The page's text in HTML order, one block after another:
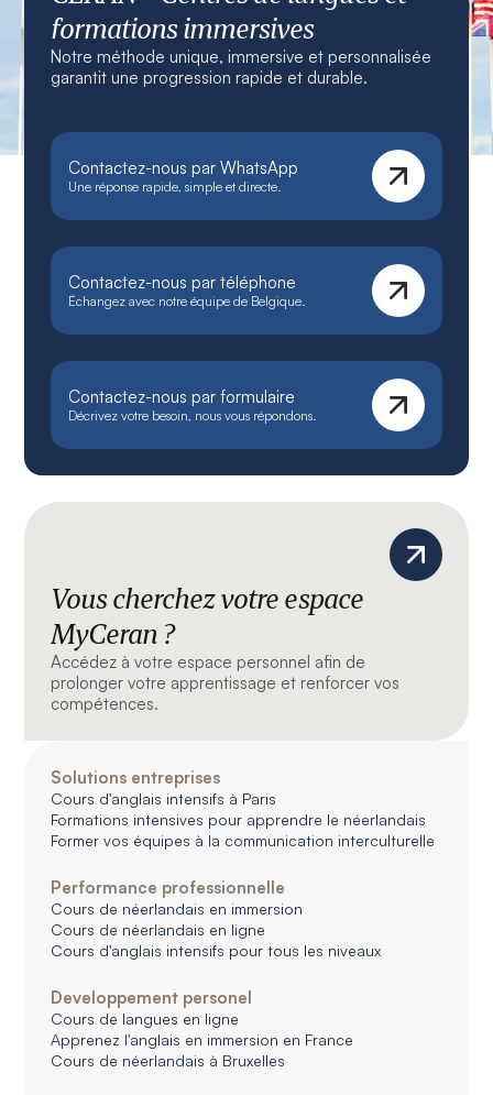
formations immersives
Notre méthode unique, immersive et personnalisée
garantit une progression rapide et durable.
Contactez-nous par WhatsApp
Une réponse rapide, simple et directe.
Contactez-nous par téléphone
Échangez avec notre équipe de Belgique.
Contactez-nous par formulaire
Décrivez votre besoin, nous vous répondons.
Vous cherchez votre espace
MyCeran ?
Accédez à votre espace personnel afin de
prolonger votre apprentissage et renforcer vos
compétences.
Solutions entreprises
Cours d'anglais intensifs à Paris
Formations intensives pour apprendre le néerlandais
Former vos équipes à la communication interculturelle
Performance professionnelle
Cours de néerlandais en immersion
Cours de néerlandais en ligne
Cours d'anglais intensifs pour tous les niveaux
Developpement personel
Cours de langues en ligne
Apprenez l'anglais en immersion en France
Cours de néerlandais à Bruxelles